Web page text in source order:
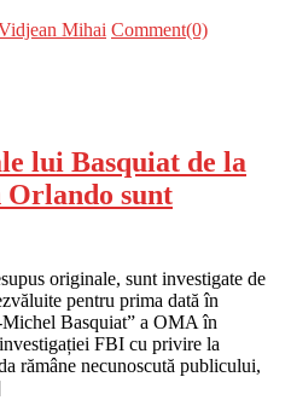
Mihai Comment(0)
lui Basquiat de la
sunt
originale, sunt investigate de
pentru prima dată în
Basquiat” a OMA în
FBI cu privire la
rămâne necunoscută publicului,